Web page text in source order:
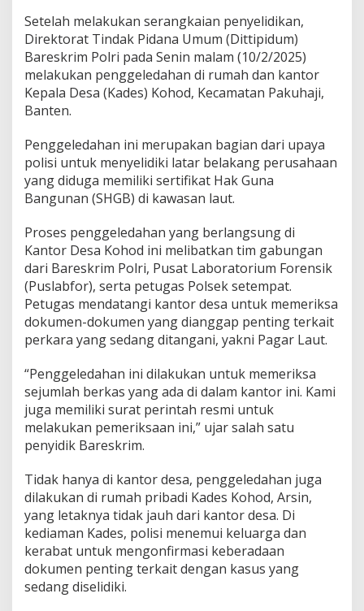
Setelah melakukan serangkaian penyelidikan,
Direktorat Tindak Pidana Umum (Dittipidum)
Bareskrim Polri pada Senin malam (10/2/2025)
melakukan penggeledahan di rumah dan kantor
Kepala Desa (Kades) Kohod, Kecamatan Pakuhaji,
Banten.
Penggeledahan ini merupakan bagian dari upaya
polisi untuk menyelidiki latar belakang perusahaan
yang diduga memiliki sertifikat Hak Guna
Bangunan (SHGB) di kawasan laut.
Proses penggeledahan yang berlangsung di
Kantor Desa Kohod ini melibatkan tim gabungan
dari Bareskrim Polri, Pusat Laboratorium Forensik
(Puslabfor), serta petugas Polsek setempat.
Petugas mendatangi kantor desa untuk memeriksa
dokumen-dokumen yang dianggap penting terkait
perkara yang sedang ditangani, yakni Pagar Laut.
“Penggeledahan ini dilakukan untuk memeriksa
sejumlah berkas yang ada di dalam kantor ini. Kami
juga memiliki surat perintah resmi untuk
melakukan pemeriksaan ini,” ujar salah satu
penyidik Bareskrim.
Tidak hanya di kantor desa, penggeledahan juga
dilakukan di rumah pribadi Kades Kohod, Arsin,
yang letaknya tidak jauh dari kantor desa. Di
kediaman Kades, polisi menemui keluarga dan
kerabat untuk mengonfirmasi keberadaan
dokumen penting terkait dengan kasus yang
sedang diselidiki.